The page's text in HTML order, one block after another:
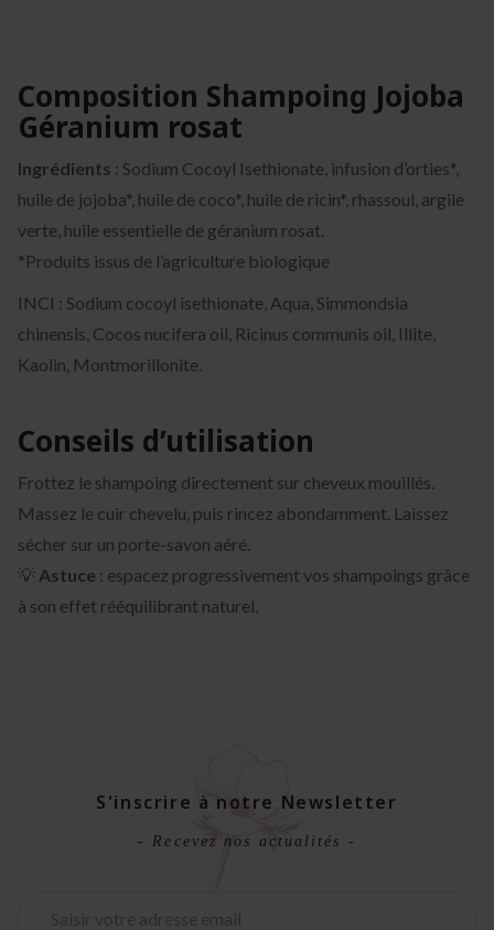
Composition Shampoing Jojoba
Géranium rosat
Ingrédients : Sodium Cocoyl Isethionate, infusion d’orties*,
huile de jojoba*, huile de coco*, huile de ricin*, rhassoul, argile
verte, huile essentielle de géranium rosat.
*Produits issus de l’agriculture biologique
INCI : Sodium cocoyl isethionate, Aqua, Simmondsia
chinensis, Cocos nucifera oil, Ricinus communis oil, Illite,
Kaolin, Montmorillonite.
Conseils d’utilisation
Frottez le shampoing directement sur cheveux mouillés.
Massez le cuir chevelu, puis rincez abondamment. Laissez
sécher sur un porte-savon aéré.
💡 Astuce : espacez progressivement vos shampoings grâce
à son effet rééquilibrant naturel.
S'inscrire à notre Newsletter
- Recevez nos actualités -